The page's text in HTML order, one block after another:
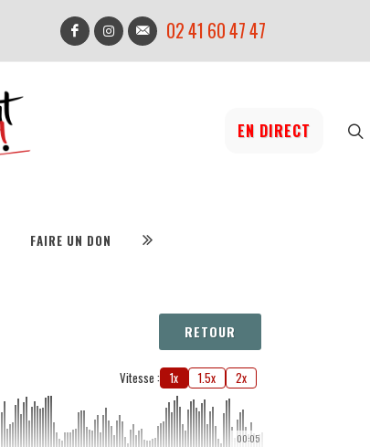
02 41 60 47 47
EN DIRECT
FAIRE UN DON
RETOUR
Vitesse : 1x 1.5x 2x
00:05